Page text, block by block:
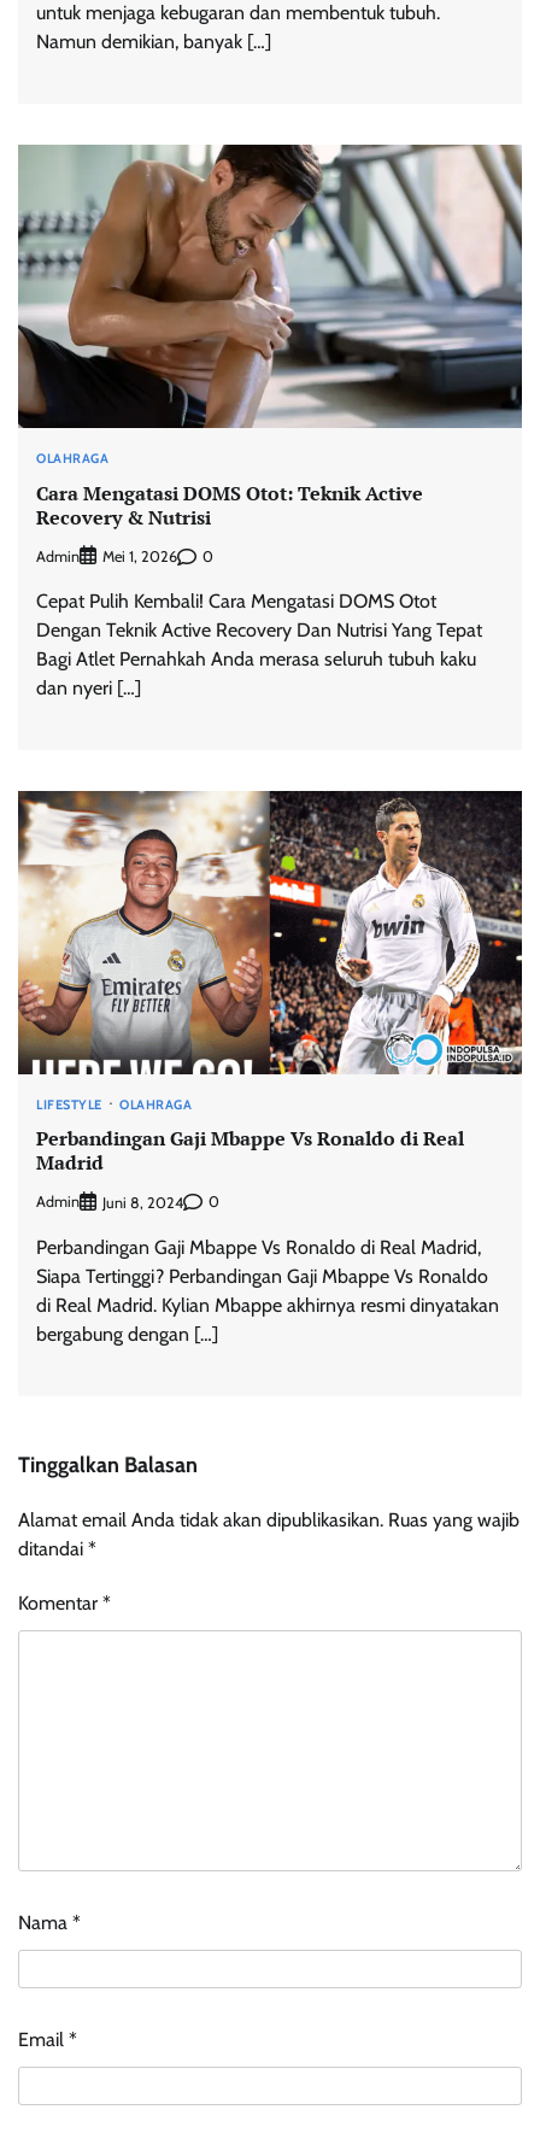
untuk menjaga kebugaran dan membentuk tubuh.
Namun demikian, banyak […]
OLAHRAGA
Cara Mengatasi DOMS Otot: Teknik Active
Recovery & Nutrisi
Admin Mei 1, 2026 0
Cepat Pulih Kembali! Cara Mengatasi DOMS Otot
Dengan Teknik Active Recovery Dan Nutrisi Yang Tepat
Bagi Atlet Pernahkah Anda merasa seluruh tubuh kaku
dan nyeri […]
LIFESTYLE OLAHRAGA
Perbandingan Gaji Mbappe Vs Ronaldo di Real
Madrid
Admin Juni 8, 2024 0
Perbandingan Gaji Mbappe Vs Ronaldo di Real Madrid,
Siapa Tertinggi? Perbandingan Gaji Mbappe Vs Ronaldo
di Real Madrid. Kylian Mbappe akhirnya resmi dinyatakan
bergabung dengan […]
Tinggalkan Balasan
Alamat email Anda tidak akan dipublikasikan. Ruas yang wajib
ditandai *
Komentar *
Nama *
Email *